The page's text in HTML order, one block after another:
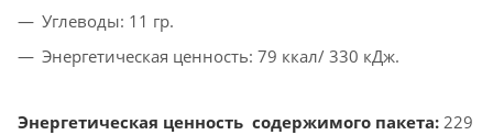
Углеводы: 11 гр.
Энергетическая ценность: 79 ккал/ 330 кДж.
Энергетическая ценность содержимого пакета: 229